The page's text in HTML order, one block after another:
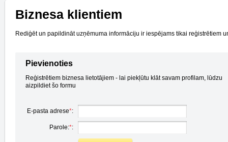
Biznesa klientiem
Rediģēt un papildināt uzņēmuma informāciju ir iespējams tikai reģistrētiem
Pievienoties
Reģistrētiem biznesa lietotājiem - lai piekļūtu klāt savam profilam, lūdzu
aizpildiet šo formu
E-pasta adrese*:
Parole:*: